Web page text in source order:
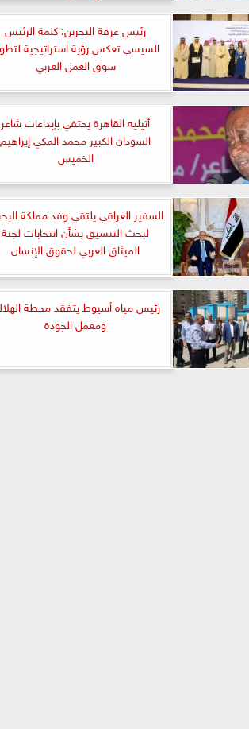
رئيس غرفة البحرين: كلمة الرئيس
السيسي تعكس رؤية استراتيجية
سوق العمل العربي
أتيليه القاهرة يحتفي بإبداعات شاعر
السودان الكبير محمد المكي إبراهيم
الخميس
السفير العراقي يلتقي وفد مملكة
لبحث التنسيق بشأن انتخابات لجنة
الميثاق العربي لحقوق الإنسان
رئيس مياه أسيوط يتفقد محطة
ومعمل الجودة